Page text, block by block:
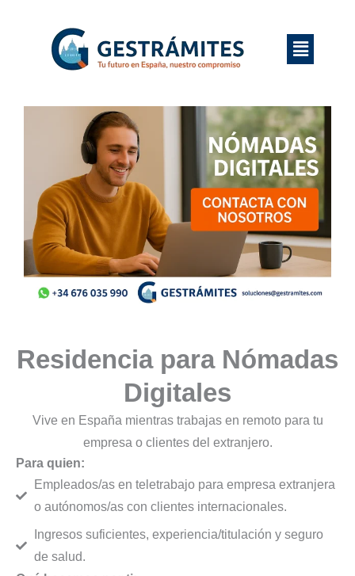
contenido
Menú
Residencia para Nómadas
Digitales
Vive en España mientras trabajas en remoto para tu
empresa o clientes del extranjero.
Para quien:
Empleados/as en teletrabajo para empresa extranjera
o autónomos/as con clientes internacionales.
Ingresos suficientes, experiencia/titulación y seguro
de salud.